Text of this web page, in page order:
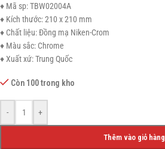
♦ Mã sp: TBW02004A
♦ Kích thước: 210 x 210 mm
♦ Chất liệu: Đồng mạ Niken-Crom
♦ Màu sắc: Chrome
♦ Xuất xứ: Trung Quốc
Còn 100 trong kho
- +
Thêm vào giỏ hàng